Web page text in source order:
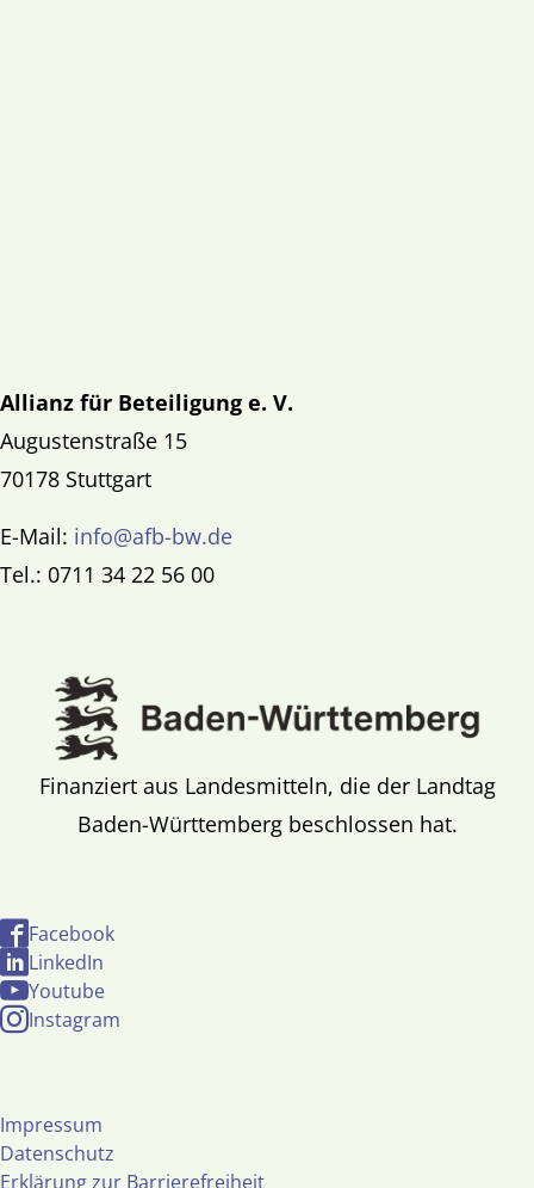
Allianz für Beteiligung e. V.
Augustenstraße 15
70178 Stuttgart
E-Mail: info@afb-bw.de
Tel.: 0711 34 22 56 00
Finanziert aus Landesmitteln, die der Landtag
Baden-Württemberg beschlossen hat.
Facebook
LinkedIn
Youtube
Instagram
Impressum
Datenschutz
Erklärung zur Barrierefreiheit